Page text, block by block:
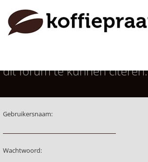
Je moet aangemeld zijn
dit forum te kunnen citeren.
Gebruikersnaam:
Wachtwoord: